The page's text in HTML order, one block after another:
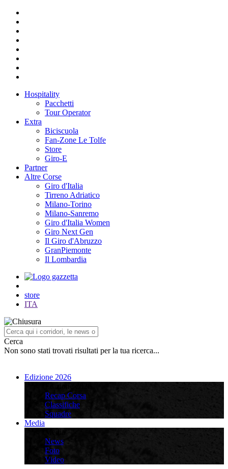
Hospitality
Pacchetti
Tour Operator
Extra
Biciscuola
Fan-Zone Le Tolfe
Store
Giro-E
Partner
Altre Corse
Giro d'Italia
Tirreno Adriatico
Milano-Torino
Milano-Sanremo
Giro d'Italia Women
Giro Next Gen
Il Giro d'Abruzzo
GranPiemonte
Il Lombardia
store
ITA
Cerca
Non sono stati trovati risultati per la tua ricerca...
Edizione 2026
Recap Corsa
Classifiche
Squadre
Media
News
Foto
Video